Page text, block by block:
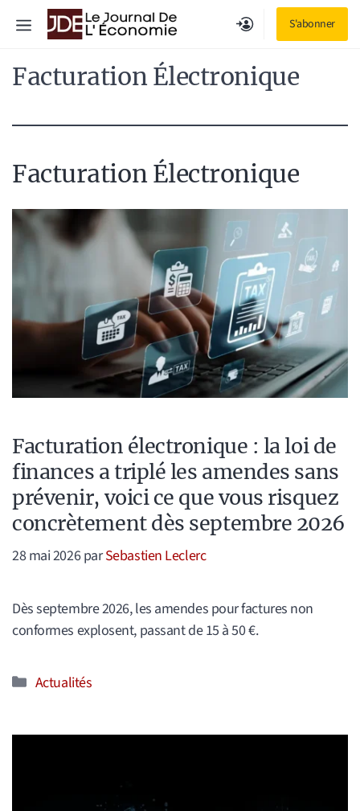
S'abonner
Menu
Facturation Électronique
Facturation Électronique
Facturation électronique : la loi de
finances a triplé les amendes sans
prévenir, voici ce que vous risquez
concrètement dès septembre 2026
28 mai 2026parSebastien Leclerc
Dès septembre 2026, les amendes pour factures non
conformes explosent, passant de 15 à 50 €.
Catégories
Actualités